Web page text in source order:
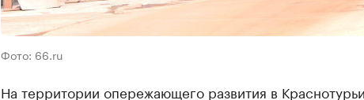
Фото: 66.ru
На территории опережающего развития в